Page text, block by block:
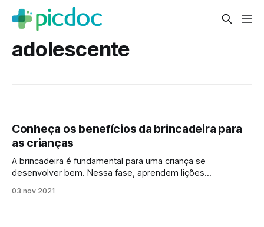
adolescente
Conheça os benefícios da brincadeira para
as crianças
A brincadeira é fundamental para uma criança se
desenvolver bem. Nessa fase, aprendem lições
sociabilidade, a capacidade criativa e inventiva, a partilha,
03 nov 2021